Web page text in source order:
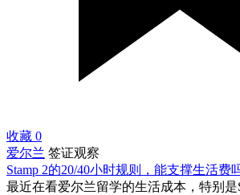
收藏 0
爱尔兰 签证观察
Stamp 2的20/40小时规则，能支撑生活费
最近在看爱尔兰留学的生活成本，特别是